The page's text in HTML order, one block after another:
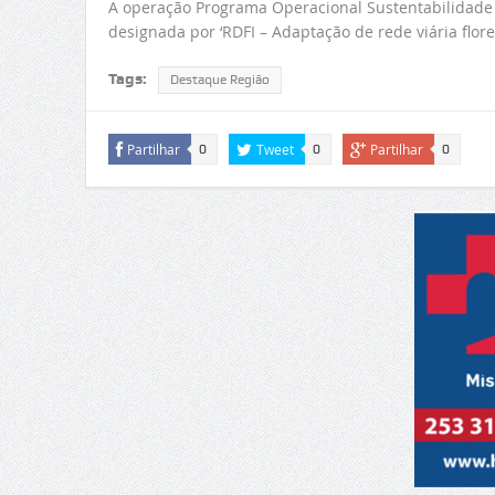
A operação Programa Operacional Sustentabilidade
designada por ‘RDFI – Adaptação de rede viária
Tags: Destaque Região
Partilhar 0 Tweet 0 Partilhar 0